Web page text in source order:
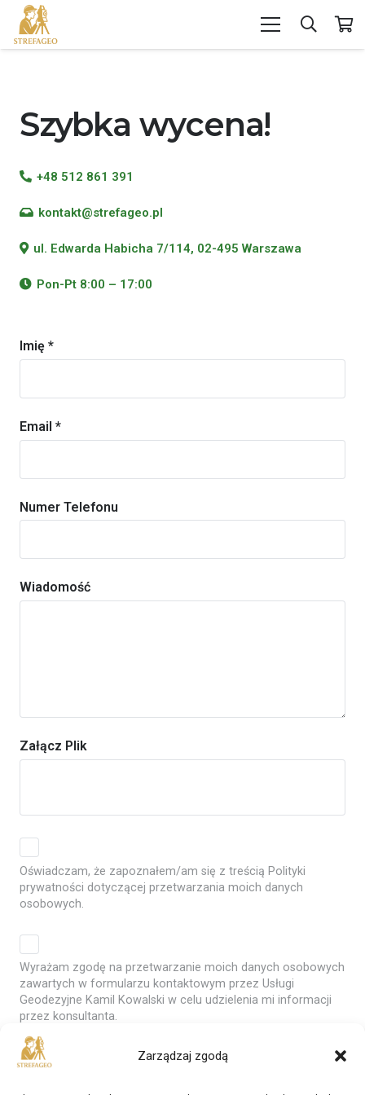
Zarządzaj zgodą
Szybka wycena!
+48 512 861 391
kontakt@strefageo.pl
ul. Edwarda Habicha 7/114, 02-495 Warszawa
Pon-Pt 8:00 – 17:00
Imię *
Email *
Numer Telefonu
Wiadomość
Załącz Plik
Oświadczam, że zapoznałem/am się z treścią Polityki
prywatności dotyczącej przetwarzania moich danych
osobowych.
Wyrażam zgodę na przetwarzanie moich danych osobowych
zawartych w formularzu kontaktowym przez Usługi
Geodezyjne Kamil Kowalski w celu udzielenia mi informacji
przez konsultanta.
Wyślij